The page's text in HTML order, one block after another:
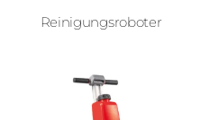
Reinigungsroboter